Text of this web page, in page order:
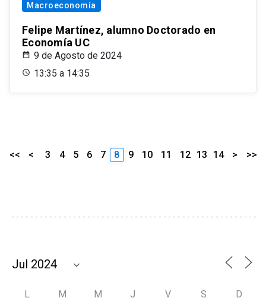
Macroeconomía
Felipe Martínez, alumno Doctorado en
Economía UC
9 de Agosto de 2024
13:35 a 14:35
<< < 3 4 5 6 7 8 9 10 11 12 13 14 > >>
L M M J V S D